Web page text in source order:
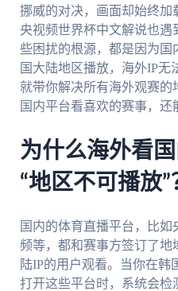
挪威的对决，画面却始终加
央视频世界杯中文解说也遇
些困扰的根源，都是因为国
国大陆地区播放，海外IP无
就带你解决所有海外观赛的
国内平台看喜欢的赛事，还
为什么海外看
“地区不可播放”
国内的体育直播平台，比
频等，都和赛事方签订了地
陆IP的用户观看。当你在韩
打开这些平台时，系统会检